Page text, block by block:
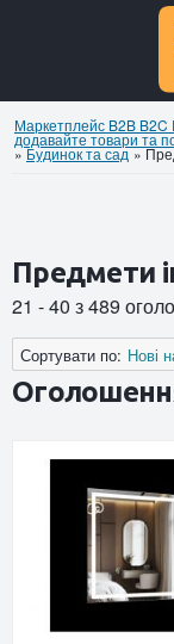
Маркетплейс B2B
додавайте товари та
»Будинок та сад »
Предмети
21 - 40 з 489
Сортувати по: Нові